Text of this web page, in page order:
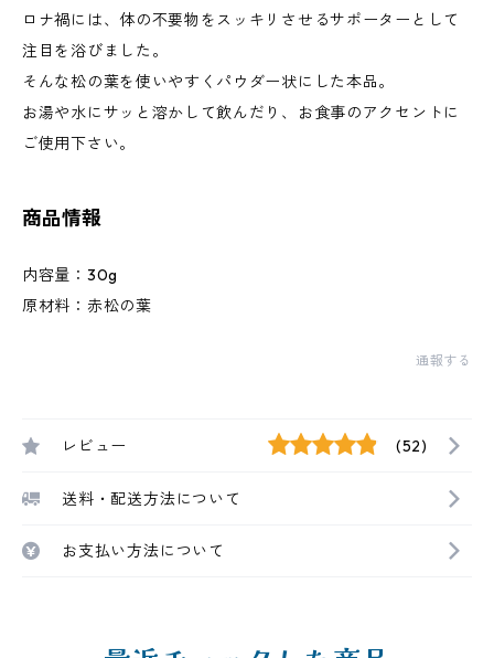
ロナ禍には、体の不要物をスッキリさせるサポーターとして
注目を浴びました。
そんな松の葉を使いやすくパウダー状にした本品。
お湯や水にサッと溶かして飲んだり、お食事のアクセントに
ご使用下さい。
商品情報
内容量：30g
原材料：赤松の葉
通報する
レビュー (52)
送料・配送方法について
お支払い方法について